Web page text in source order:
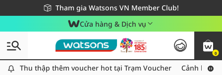
Tham gia Watsons VN Member Club!
Miễn phí giao hàng cho đơn hàng từ 249,000Đ
Giao hàng nhanh 24h - Áp dụng khu vực TP. Hồ Chí Minh
Cửa hàng & Dịch vụ
0
Thu thập thêm voucher hot tại Trạm Voucher
Thu thập thêm voucher hot tại Trạm Voucher Cảnh báo